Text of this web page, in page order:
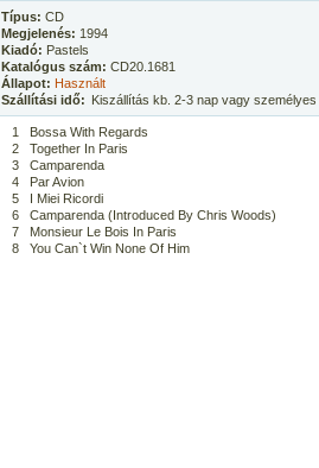
Típus: CD
Megjelenés: 1994
Kiadó: Pastels
Katalógus szám: CD20.1681
Állapot: Használt
Szállítási idő: Kiszállítás kb. 2-3 nap vagy
1
Bossa With Regards
2
Together In Paris
3
Camparenda
4
Par Avion
5
I Miei Ricordi
6
Camparenda (Introduced By Chris Woods)
7
Monsieur Le Bois In Paris
8
You Can`t Win None Of Him